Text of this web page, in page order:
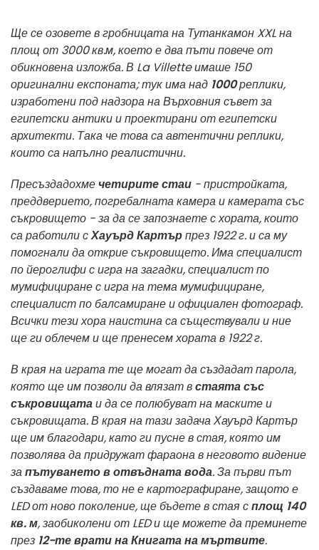
Ще се озовете в гробницата на Тутанкамон XXL на
площ от 3000 кв.м, което е два пъти повече от
обикновена изложба. В La Villette имаше 150
оригинални експоната; тук има над 1000реплики,
изработени под надзора на Върховния съвет за
египетски антики и проектирани от египетски
архитекти. Така че това са автентични реплики,
които са напълно реалистични.
Пресъздадохмечетирите стаи - пристройката,
преддверието, погребалната камера и камерата със
съкровището - за да се запознаете с хората, които
са работили сХауърд Картърпрез 1922 г. и са му
помогнали да открие съкровището. Има специалист
по йероглифи с игра на загадки, специалист по
мумифициране с игра на тема мумифициране,
специалист по балсамиране и официален фотограф.
Всички тези хора наистина са съществували и ние
ще ги облечем и ще пренесем хората в 1922 г.
В края на играта те ще могат да създадат парола,
която ще им позволи да влязат встаята със
съкровищатаи да се полюбуват на маските и
съкровищата. В края на тази задача Хауърд Картър
ще им благодари, като ги пусне в стая, която им
позволява да придружат фараона в неговото видение
запътуването в отвъдната вода. За първи път
създаваме това, то не е картографиране, защото е
LED от ново поколение, ще бъдете в стая сплощ 140
кв. м, заобиколени от LED и ще можете да преминете
през 12-те врати на Книгата на мъртвите.